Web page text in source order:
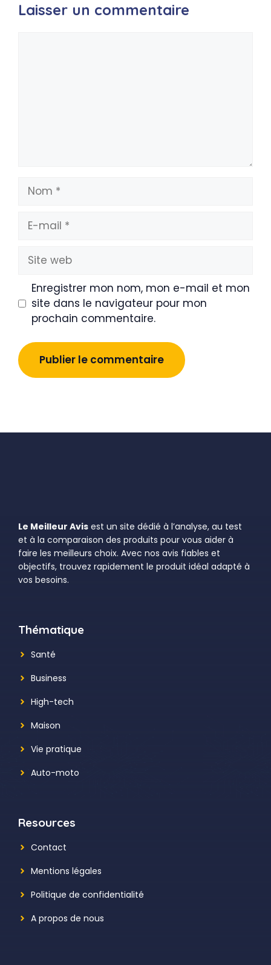
Laisser un commentaire
Nom
mail
Site
web
Enregistrer mon nom, mon e-mail et mon
site dans le navigateur pour mon
prochain commentaire.
Le Meilleur Avis est un site dédié à l’analyse, au test
et à la comparaison des produits pour vous aider à
faire les meilleurs choix. Avec nos avis fiables et
objectifs, trouvez rapidement le produit idéal adapté à
vos besoins.
Thématique
Santé
Business
High-tech
Maison
Vie pratique
Auto-moto
Resources
Contact
Mentions légales
Politique de confidentialité
A propos de nous